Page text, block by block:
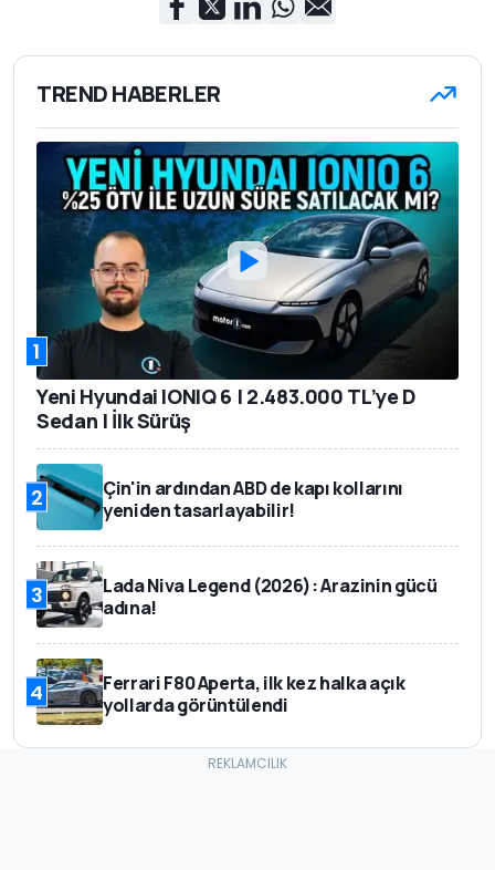
TREND HABERLER
1
Yeni Hyundai IONIQ 6 | 2.483.000 TL’ye D
Sedan | İlk Sürüş
2
Çin'in ardından ABD de kapı kollarını
yeniden tasarlayabilir!
3
Lada Niva Legend (2026): Arazinin gücü
adına!
4
Ferrari F80 Aperta, ilk kez halka açık
yollarda görüntülendi